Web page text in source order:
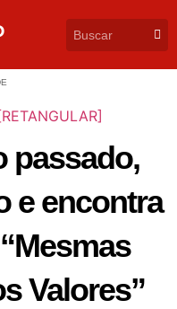
passado,
e encontra
Valores”